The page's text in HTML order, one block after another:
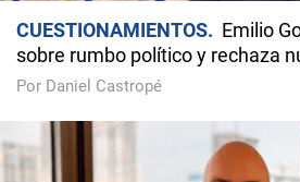
CUESTIONAMIENTOS
Emilio
sobre rumbo político y rechaza
Por Daniel Castropé